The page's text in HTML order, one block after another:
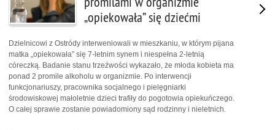
„opiekowała” się dziećmi
Dzielnicowi z Ostródy interweniowali w mieszkaniu, w którym pijana
matka „opiekowała” się 7-letnim synem i niespełna 2-letnią
córeczką. Badanie stanu trzeźwości wykazało, że młoda kobieta ma
ponad 2 promile alkoholu w organizmie. Po interwencji
funkcjonariuszy, pracownika socjalnego i pielęgniarki
środowiskowej małoletnie dzieci trafiły do pogotowia opiekuńczego.
O całej sprawie zostanie powiadomiony sąd rodzinny i nieletnich.